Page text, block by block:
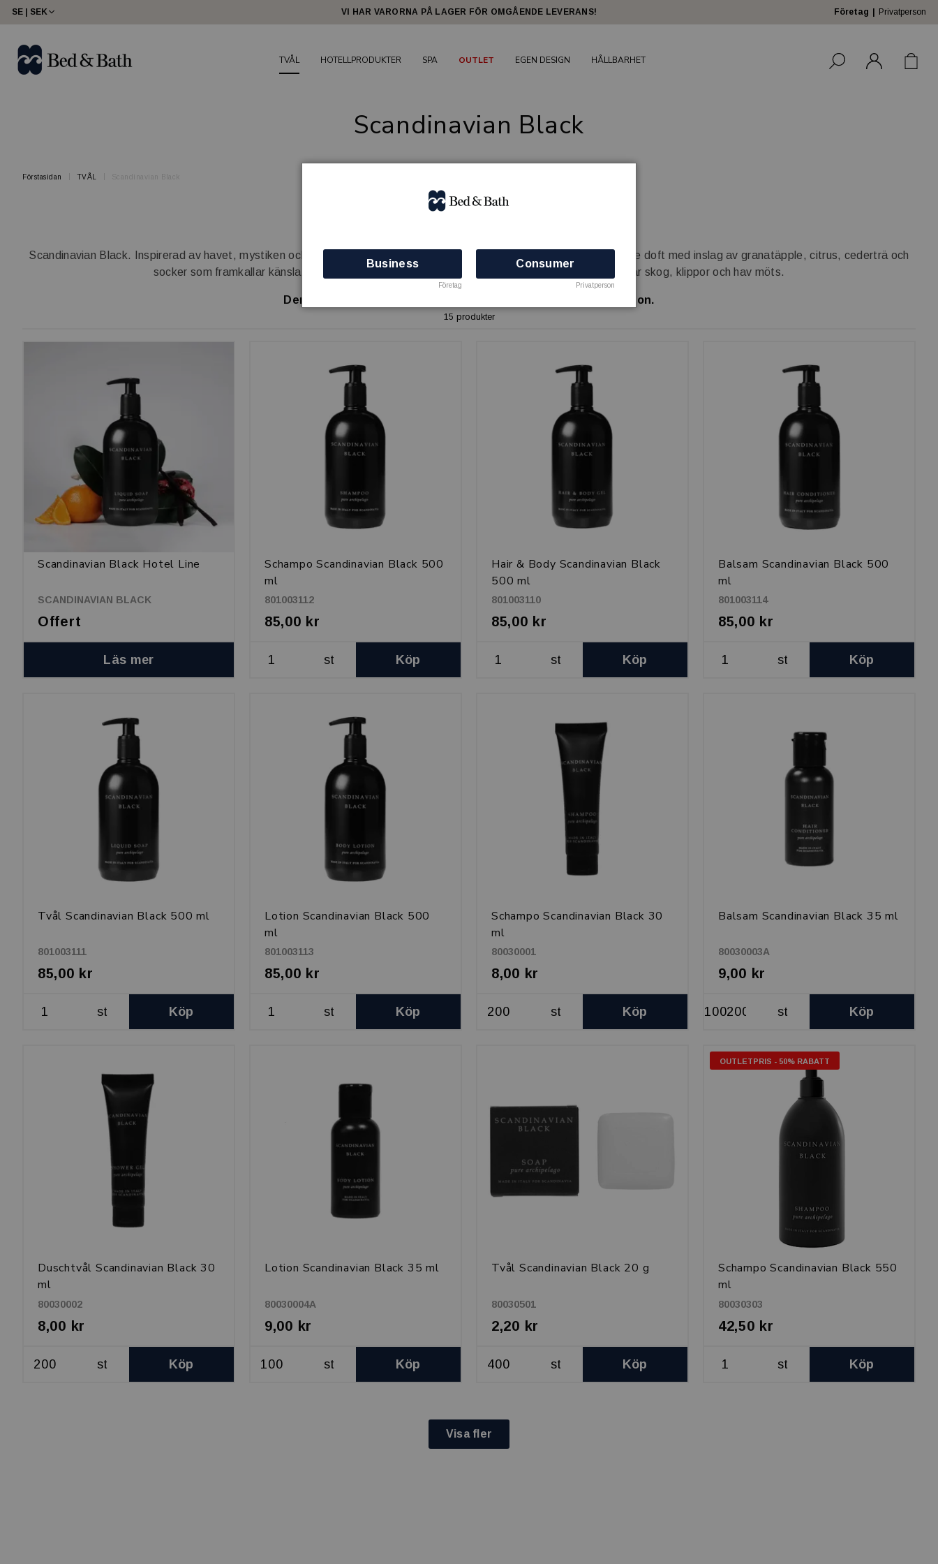
share23
SE | SEK Företag Privatperson
VI HAR VARORNA PÅ LAGER FÖR OMGÅENDE LEVERANS!
TVÅL HOTELLPRODUKTER SPA OUTLET EGEN DESIGN HÅLLBARHET
Scandinavian Black
Förstasidan TVÅL
Scandinavian Black. Inspirerad av havet, mystiken och den syndiga naturen i Mölle.
- en uppfriskande doft med inslag av granatäpple, citrus, cederträ och
socker som framkallar känslan av att vara någonstans i den vidsträckta svenska skärgården där skog, klippor och hav möts.
Den är tillverkad av Premium formula, fri från parabener & silikon.
15 produkter
Scandinavian Black Hotel Line
SCANDINAVIAN BLACK
Offert
Läs mer
Schampo Scandinavian Black 500
ml
801003112
85,00 kr
st Köp
Hair & Body Scandinavian Black
500 ml
801003110
85,00 kr
st Köp
Balsam Scandinavian Black 500
ml
801003114
85,00 kr
st Köp
Tvål Scandinavian Black 500 ml
801003111
85,00 kr
st Köp
Lotion Scandinavian Black 500
ml
801003113
85,00 kr
st Köp
Schampo Scandinavian Black 30
ml
80030001
8,00 kr
st Köp
Balsam Scandinavian Black 35 ml
80030003A
9,00 kr
st Köp
Duschtvål Scandinavian Black 30
ml
80030002
8,00 kr
st Köp
Lotion Scandinavian Black 35 ml
80030004A
9,00 kr
st Köp
Tvål Scandinavian Black 20 g
80030501
2,20 kr
st Köp
OUTLETPRIS - 50% RABATT
Schampo Scandinavian Black 550
ml
80030303
42,50 kr
st Köp
Visa fler
Business
Företag
Consumer
Privatperson